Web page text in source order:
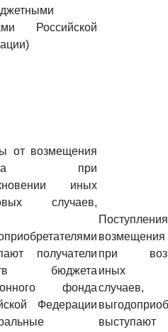
Российской
от возмещения
при
иных
случаев,
получатели
бюджета
фонда
Федерации
при
иных
выступают